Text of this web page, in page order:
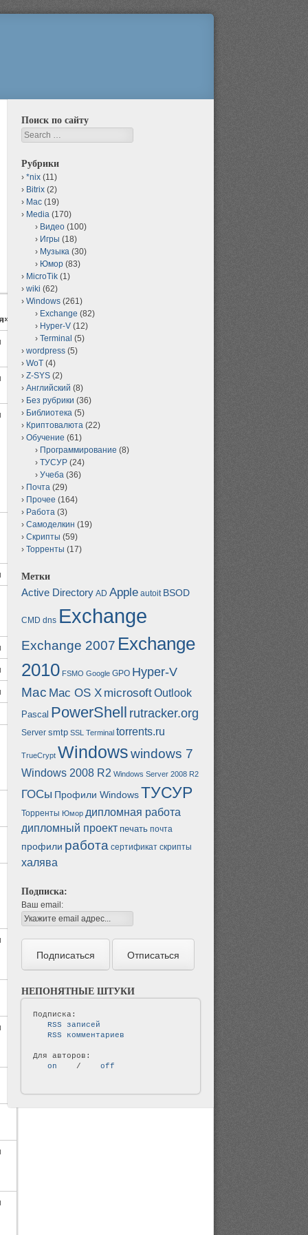
Поиск по сайту
Search
Рубрики
*nix (11)
Bitrix (2)
Mac (19)
Media (170)
Видео (100)
Игры (18)
Музыка (30)
Юмор (83)
MicroTik (1)
wiki (62)
Windows (261)
Exchange (82)
Hyper-V (12)
Terminal (5)
wordpress (5)
WoT (4)
Z-SYS (2)
Английский (8)
Без рубрики (36)
Библиотека (5)
Криптовалюта (22)
Обучение (61)
Программирование (8)
ТУСУР (24)
Учеба (36)
Почта (29)
Прочее (164)
Работа (3)
Самоделкин (19)
Скрипты (59)
Торренты (17)
Метки
Active Directory AD Apple autoit BSOD
CMD dns Exchange
Exchange 2007 Exchange
2010 FSMO Google GPO Hyper-V
Mac Mac OS X microsoftOutlook
Pascal PowerShell rutracker.org
Server smtp SSL Terminal torrents.ru
TrueCrypt Windowswindows 7
Windows 2008 R2 Windows Server 2008 R2
ГОСы Профили WindowsТУСУР
Торренты Юмор дипломная работа
дипломный проект печать почта
профили работа сертификат скрипты
халява
Подписка:
Ваш email:
НЕПОНЯТНЫЕ ШТУКИ
   RSS записей
   RSS комментариев
   on
/
   off